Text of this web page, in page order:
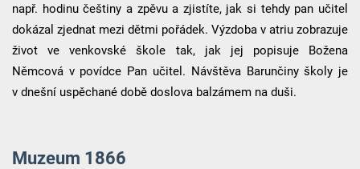
např. hodinu češtiny a zpěvu a zjistíte, jak si tehdy pan učitel
dokázal zjednat mezi dětmi pořádek. Výzdoba v atriu zobrazuje
život ve venkovské škole tak, jak jej popisuje Božena
Němcová v povídce Pan učitel. Návštěva Barunčiny školy je
v dnešní uspěchané době doslova balzámem na duši.
Muzeum 1866